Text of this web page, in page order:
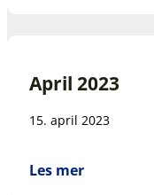
April 2023
15. april 2023
Les mer